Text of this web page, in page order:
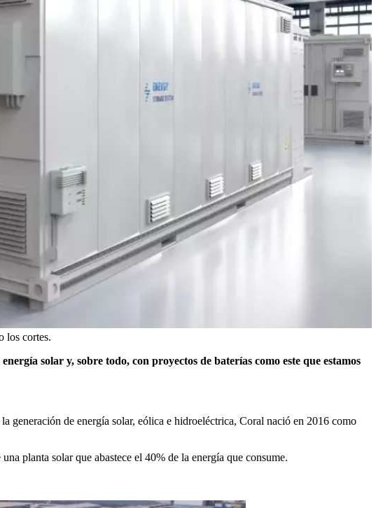
los cortes.
solar y, sobre todo, con proyectos de baterías como este que estamos
generación de energía solar, eólica e hidroeléctrica, Coral nació en 2016 como
planta solar que abastece el 40% de la energía que consume.